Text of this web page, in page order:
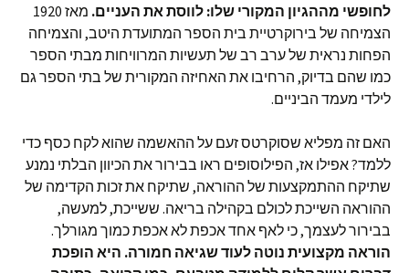
לחופשי מההגיון המקורי שלו: לווסת את העניים.
מאז 1920
הצמיחה של בירוקרטיית בית הספר המתועדת היטב, והצמיחה
הפחות נראית של ערב רב של תעשיות המרוויחות מבתי הספר
כמו שהם בדיוק, הרחיבו את האחיזה המקורית של בתי הספר גם
לילדי מעמד הביניים.
האם זה מפליא שסוקרטס זעם על ההאשמה שהוא לקח כסף כדי
ללמד? אפילו אז, הפילוסופים ראו בבירור את הכיוון הבלתי נמנע
שתיקח ההתמקצעות של ההוראה, שתיקח את זכות הקדימה של
ההוראה השייכת לכולם בקהילה בריאה. ששייכת, למעשה,
בבירור לעצמך, כי לאף אחד אכפת לא אכפת כמוך מגורלך.
הוראה מקצועית נוטה לעוד שגיאה חמורה. היא הופכת